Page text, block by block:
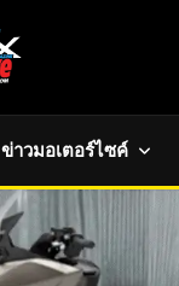
ข่าวมอเตอร์ไซค์